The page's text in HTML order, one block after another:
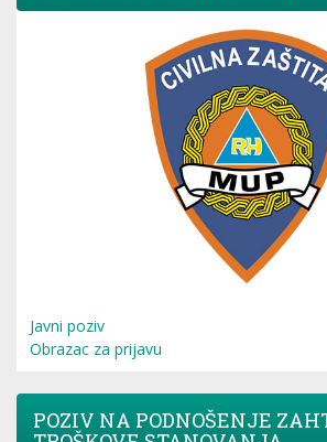
Javni poziv
Obrazac za prijavu
POZIV NA PODNOŠENJE